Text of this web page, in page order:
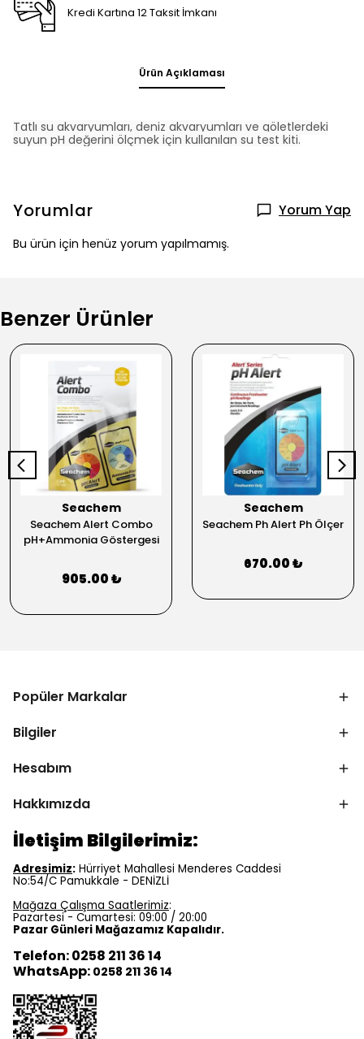
Kredi Kartına 12 Taksit İmkanı
Ürün Açıklaması
Tatlı su akvaryumları, deniz akvaryumları ve göletlerdeki
suyun pH değerini ölçmek için kullanılan su test kiti.
Yorumlar Yorum Yap
Bu ürün için henüz yorum yapılmamış.
Benzer Ürünler
Seachem
Seachem Alert Combo
pH+Ammonia Göstergesi
905.00 ₺
Seachem
Seachem Ph Alert Ph Ölçer
670.00 ₺
Popüler Markalar
Bilgiler
Hesabım
Hakkımızda
İletişim Bilgilerimiz:
Adresimiz: Hürriyet Mahallesi Menderes Caddesi
No:54/C Pamukkale - DENİZLİ
Mağaza Çalışma Saatlerimiz:
Pazartesi - Cumartesi: 09:00 / 20:00
Pazar Günleri Mağazamız Kapalıdır.
Telefon: 0258 211 36 14
WhatsApp: 0258 211 36 14